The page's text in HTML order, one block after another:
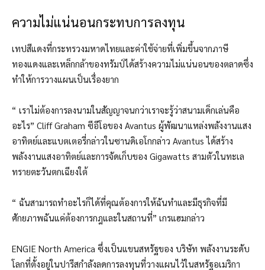
ความไม่แน่นอนกระทบการลงทุน
เทปสีแดงที่กระทรวงมหาดไทยและค่าใช้จ่ายที่เพิ่มขึ้นจากภาษี
ทองแดงและเหล็กกล้าของทรัมป์ได้สร้างความไม่แน่นอนของตลาดซึ่ง
ทำให้การวางแผนเป็นเรื่องยาก
“ เราไม่ต้องการลงนามในสัญญาจนกว่าเราจะรู้ว่าสนามเด็กเล่นคือ
อะไร” Cliff Graham ซีอีโอของ Avantus ผู้พัฒนาแหล่งพลังงานแสง
อาทิตย์และแบตเตอรี่กล่าวในซานดิเอโกกล่าว Avantus ได้สร้าง
พลังงานแสงอาทิตย์และการจัดเก็บของ Gigawatts สามตัวในทะเล
ทรายตะวันตกเฉียงใต้
“ ฉันสามารถทำอะไรก็ได้ที่คุณต้องการให้ฉันทำและมีธุรกิจที่มี
ศักยภาพฉันแค่ต้องการกฎและในสถานที่” เกรแฮมกล่าว
ENGIE North America ซึ่งเป็นแขนสหรัฐของ บริษัท พลังงานระดับ
โลกที่ตั้งอยู่ในปารีสกำลังลดการลงทุนที่วางแผนไว้ในสหรัฐอเมริกา